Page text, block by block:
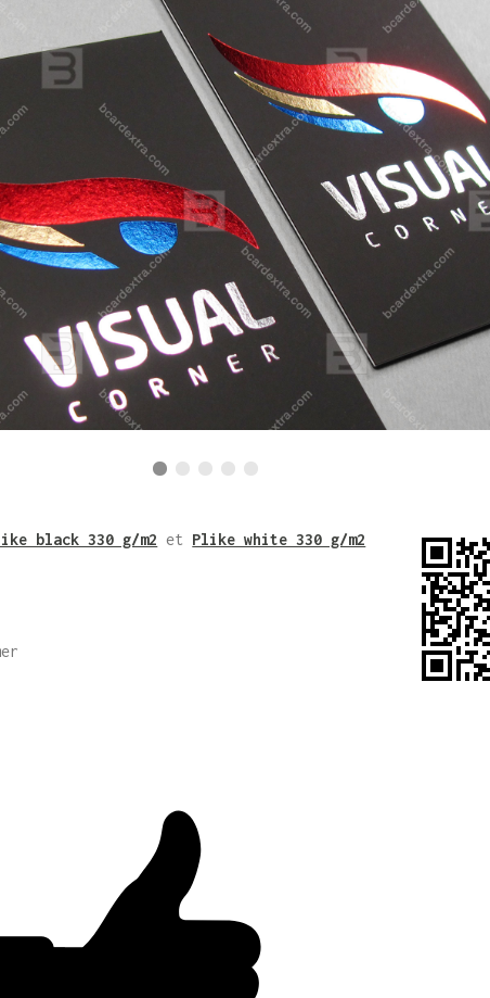
black 330 g/m2 et Plike white 330 g/m2